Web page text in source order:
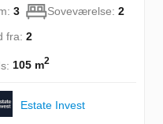
3 Soveværelse: 2
fra: 2
105 m2
Estate Invest